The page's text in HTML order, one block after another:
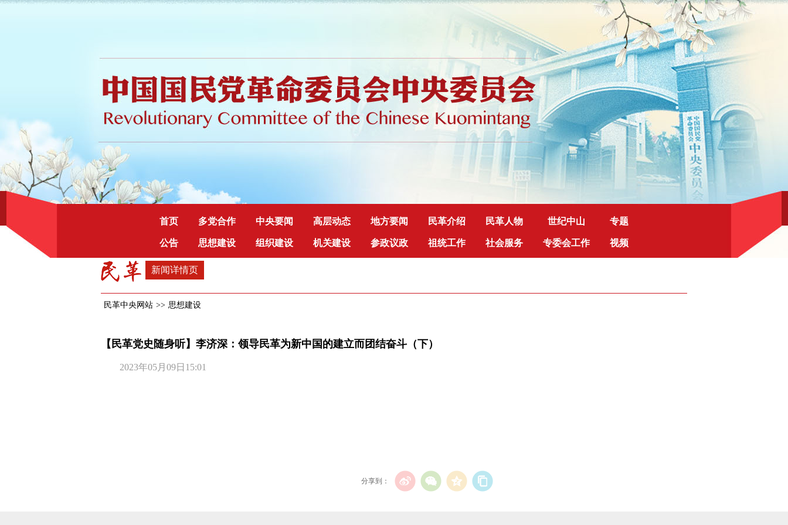
首页 多党合作 中央要闻 高层动态 地方要闻 民革介绍 民革人物 世纪中山 专题
公告 思想建设 组织建设 机关建设 参政议政 祖统工作 社会服务 专委会工作 视频
新闻详情页
民革中央网站 >> 思想建设
【民革党史随身听】李济深：领导民革为新中国的建立而团结奋斗（下）
2023年05月09日15:01
分享到：